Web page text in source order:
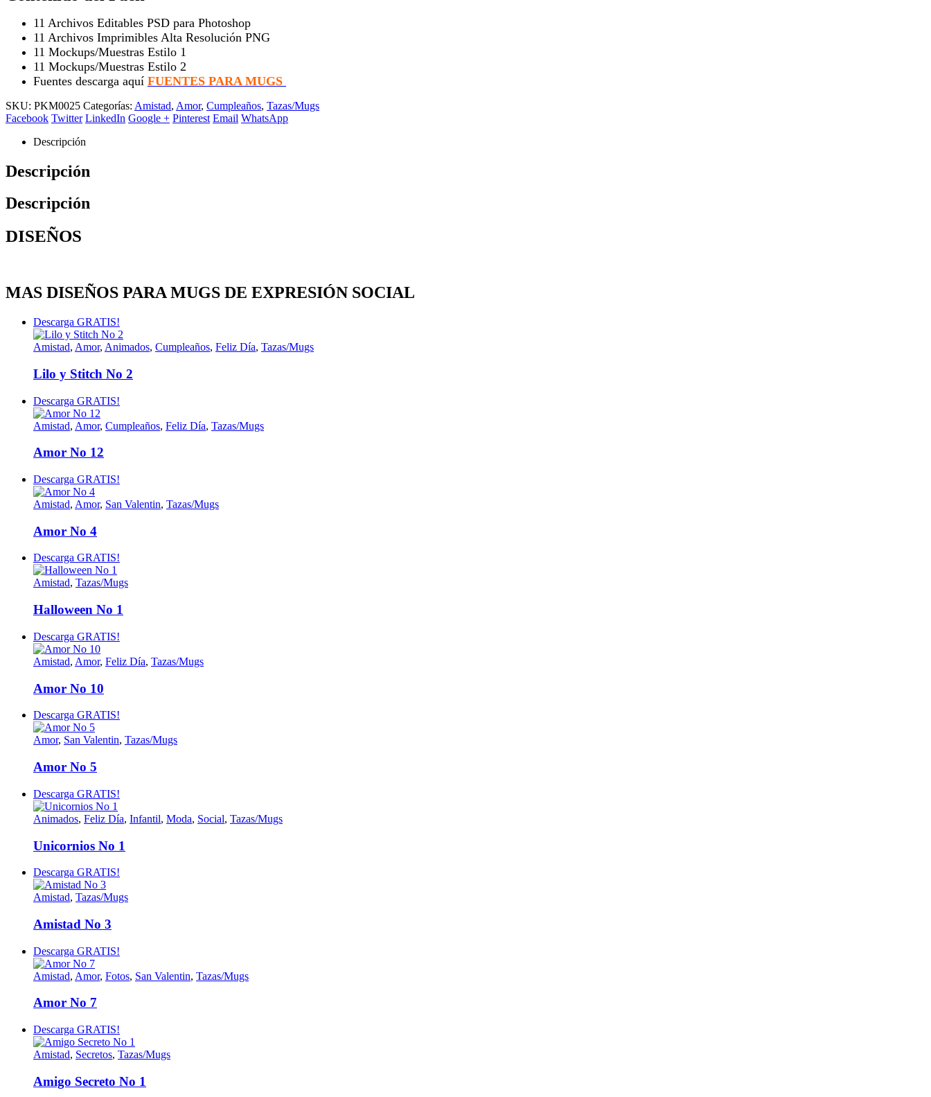
11 Archivos Editables PSD para Photoshop
11 Archivos Imprimibles Alta Resolución PNG
11 Mockups/Muestras Estilo 1
11 Mockups/Muestras Estilo 2
Fuentes descarga aquí FUENTES PARA MUGS
SKU: PKM0025 Categorías: Amistad, Amor, Cumpleaños, Tazas/Mugs
Facebook Twitter LinkedIn Google + Pinterest Email WhatsApp
Descripción
Descripción
Descripción
DISEÑOS
MAS DISEÑOS PARA MUGS DE EXPRESIÓN SOCIAL
Descarga GRATIS!
Amistad, Amor, Animados, Cumpleaños, Feliz Día, Tazas/Mugs
Lilo y Stitch No 2
Descarga GRATIS!
Amistad, Amor, Cumpleaños, Feliz Día, Tazas/Mugs
Amor No 12
Descarga GRATIS!
Amistad, Amor, San Valentin, Tazas/Mugs
Amor No 4
Descarga GRATIS!
Amistad, Tazas/Mugs
Halloween No 1
Descarga GRATIS!
Amistad, Amor, Feliz Día, Tazas/Mugs
Amor No 10
Descarga GRATIS!
Amor, San Valentin, Tazas/Mugs
Amor No 5
Descarga GRATIS!
Animados, Feliz Día, Infantil, Moda, Social, Tazas/Mugs
Unicornios No 1
Descarga GRATIS!
Amistad, Tazas/Mugs
Amistad No 3
Descarga GRATIS!
Amistad, Amor, Fotos, San Valentin, Tazas/Mugs
Amor No 7
Descarga GRATIS!
Amistad, Secretos, Tazas/Mugs
Amigo Secreto No 1